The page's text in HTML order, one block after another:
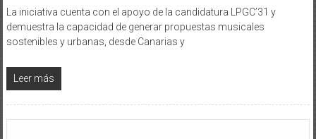
La iniciativa cuenta con el apoyo de la candidatura LPGC’31 y
demuestra la capacidad de generar propuestas musicales
sostenibles y urbanas, desde Canarias y
Leer más